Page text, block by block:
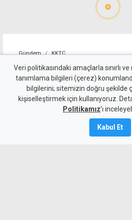
Gündem KKTC
Lefkoşa'da trafik
zincirleme kaza:
ile iki yolcu yaralı
Veri politikasındaki amaçlarla sınırlı
tanımlama bilgileri (çerez)
bilgilerini; sitemizin doğru şekilde
kişiselleştirmek için kullanıyoruz.
Politikamız'ı
Kabul Et